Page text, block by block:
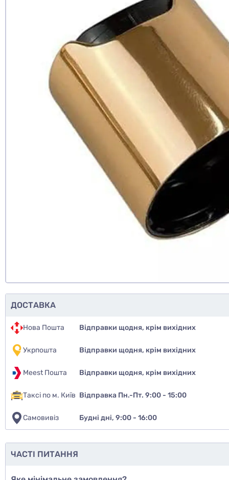
ДОСТАВКА
Нова Пошта Відправки щодня, крім вихідних
Укрпошта Відправки щодня, крім вихідних
Meest Пошта Відправки щодня, крім вихідних
Таксі по м. Київ Відправка Пн.-Пт. 9:00 - 15:00
Самовивіз Будні дні, 9:00 - 16:00
ЧАСТІ ПИТАННЯ